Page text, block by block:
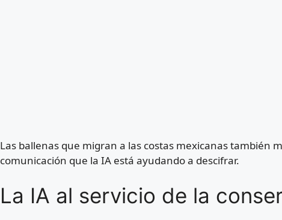
Las ballenas que migran a las costas mexicanas también
comunicación que la IA está ayudando a descifrar.
La IA al servicio de la